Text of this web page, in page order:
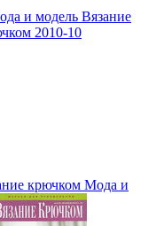
и модель Вязание
2010-10
крючком Мода и